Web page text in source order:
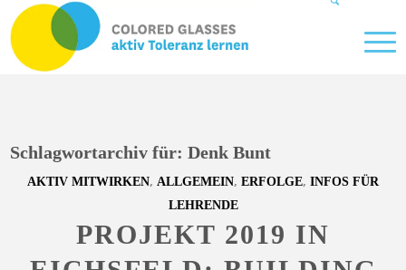
Schlagwortarchiv für:Denk Bunt
AKTIV MITWIRKEN, ALLGEMEIN, ERFOLGE, INFOS FÜR
LEHRENDE
PROJEKT 2019 IN